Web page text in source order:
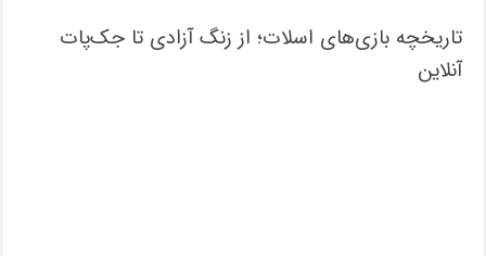
تاریخچه بازی‌های اسلات؛ از زنگ آزادی تا جک‌پات‌
آنلاین